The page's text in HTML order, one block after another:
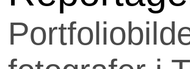
Uppdraget
som är med